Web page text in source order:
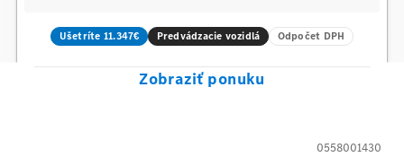
Ušetríte 11.347€ Predvádzacie vozidlá Odpočet DPH
Zobraziť ponuku
0558001430